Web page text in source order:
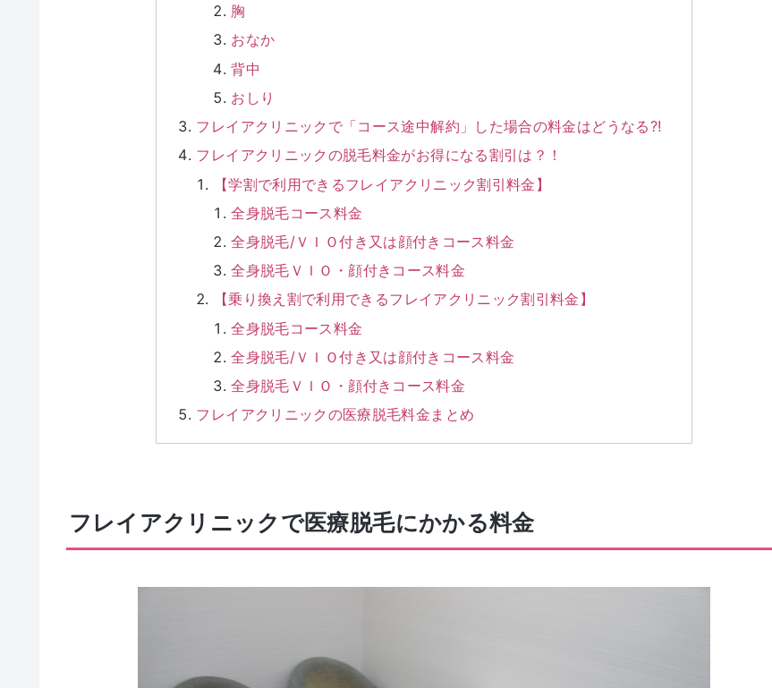
胸
おなか
背中
おしり
フレイアクリニックで「コース途中解約」した場合の料金はどうなる?!
フレイアクリニックの脱毛料金がお得になる割引は？！
【学割で利用できるフレイアクリニック割引料金】
全身脱毛コース料金
全身脱毛/ＶＩＯ付き又は顔付きコース料金
全身脱毛ＶＩＯ・顔付きコース料金
【乗り換え割で利用できるフレイアクリニック割引料金】
全身脱毛コース料金
全身脱毛/ＶＩＯ付き又は顔付きコース料金
全身脱毛ＶＩＯ・顔付きコース料金
フレイアクリニックの医療脱毛料金まとめ
フレイアクリニックで医療脱毛にかかる料金